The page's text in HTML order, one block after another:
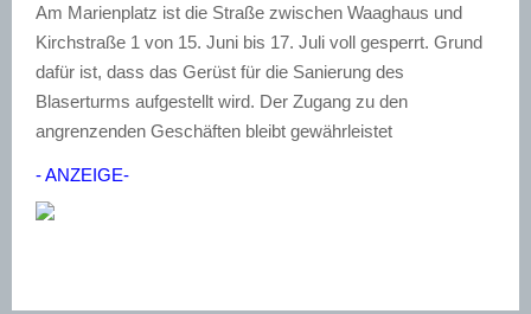
Am Marienplatz ist die Straße zwischen Waaghaus und
Kirchstraße 1 von 15. Juni bis 17. Juli voll gesperrt. Grund
dafür ist, dass das Gerüst für die Sanierung des
Blaserturms aufgestellt wird. Der Zugang zu den
angrenzenden Geschäften bleibt gewährleistet
- ANZEIGE-